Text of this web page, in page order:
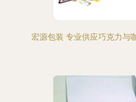
宏源包装 专业供应巧克力与